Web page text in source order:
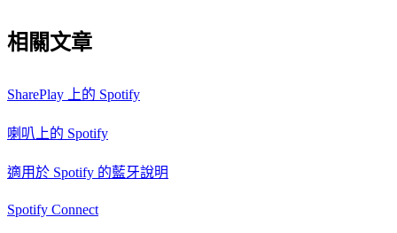
相關文章
SharePlay 上的 Spotify
喇叭上的 Spotify
適用於 Spotify 的藍牙說明
Spotify Connect